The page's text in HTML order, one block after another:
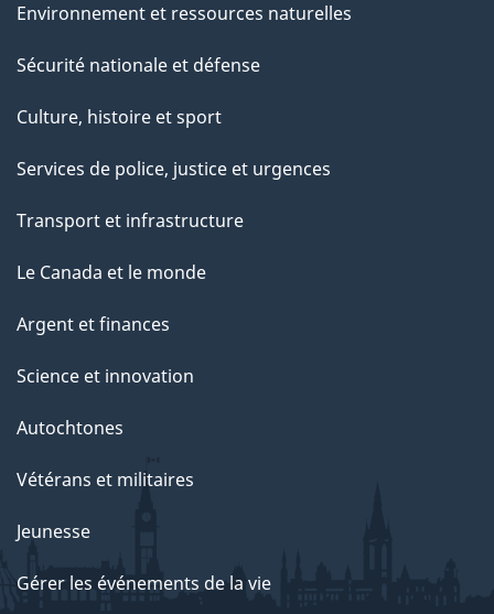
Environnement et ressources naturelles
Sécurité nationale et défense
Culture, histoire et sport
Services de police, justice et urgences
Transport et infrastructure
Le Canada et le monde
Argent et finances
Science et innovation
Autochtones
Vétérans et militaires
Jeunesse
Gérer les événements de la vie